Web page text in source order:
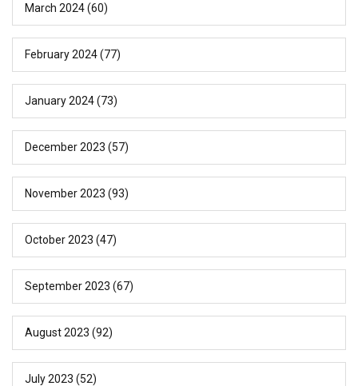
March 2024(60)
February 2024(77)
January 2024(73)
December 2023 (57)
November 2023 (93)
October 2023 (47)
September 2023 (67)
August 2023 (92)
July 2023 (52)